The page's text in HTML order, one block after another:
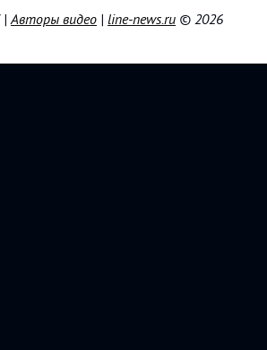
|Авторы видео | line-news.ru © 2026